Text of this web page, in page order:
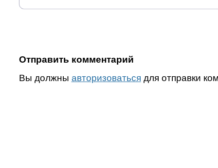
Отправить комментарий
Вы должны авторизоваться для отправки